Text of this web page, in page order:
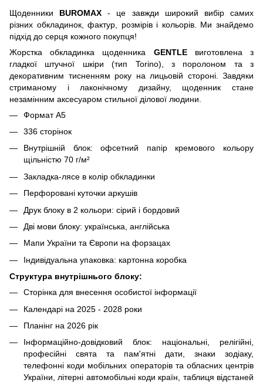
Щоденники BUROMAX - це завжди широкий вибір самих
різних обкладинок, фактур, розмірів і кольорів. Ми знайдемо
підхід до серця кожного покупця!
Жорстка обкладинка щоденника GENTLEвиготовлена з
гладкої штучної шкіри (тип Torino), з поролоном та з
декоративним тисненням року на лицьовій стороні. Завдяки
стриманому і лаконічному дизайну, щоденник стане
незамінним аксесуаром стильної ділової людини.
Формат А5
336 сторінок
Внутрішній блок: офсетний папір кремового кольору
щільністю 70 г/м²
Закладка-лясе в колір обкладинки
Перфоровані куточки аркушів
Друк блоку в 2 кольори: сірий і бордовий
Дві мови блоку: українська, англійська
Мапи України та Європи на форзацах
Індивідуальна упаковка: картонна коробка
Структура внутрішнього блоку:
Сторінка для внесення особистої інформації
Календарі на 2025 - 2028 роки
Планінг на 2026 рік
Інформаційно-довідковий блок: національні, релігійні,
професійні свята та пам'ятні дати, знаки зодіаку,
телефонні коди мобільних операторів та обласних центрів
України, літерні автомобільні коди країн, таблиця відстаней